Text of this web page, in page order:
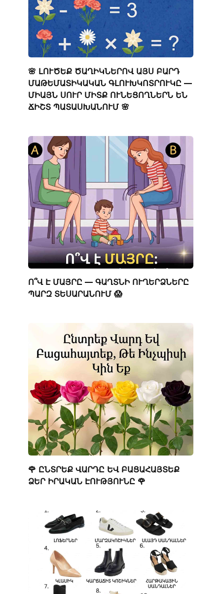
🌸 ԼՈՒԾԵՔ ԾԱՂԻԿՆԵՐՈՎ ԱՅՍ ԲԱՐԴ
ՄԱԹԵՄԱՏԻԿԱԿԱՆ ԳԼՈՒԽԿՈՏՐՈՒԿԸ —
ՄԻԱՅՆ ՍՈՒՐ ՄԻՏՔ ՈՒՆԵՑՈՂՆԵՐՆ ԵՆ
ՃԻՇՏ ՊԱՏԱՍԽԱՆՈՒՄ 🌸
Ո՞Վ Է ՄԱՅՐԸ — ԳԱՂՏՆԻ ՈՒՂԵՐՁՆԵՐԸ
ՊԱՐԶ ՏԵՍԱՐԱՆՈՒՄ 😱
🌹 ԸՆՏՐԵՔ ՎԱՐԴԸ ԵՎ ԲԱՑԱՀԱՅՏԵՔ
ՁԵՐ ԻՐԱԿԱՆ ԷՈՒԹՅՈՒՆԸ 🌹